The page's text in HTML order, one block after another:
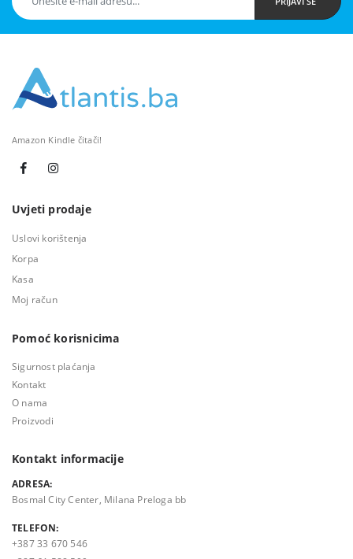
Amazon Kindle čitači!
Uvjeti prodaje
Uslovi korištenja
Korpa
Kasa
Moj račun
Pomoć korisnicima
Sigurnost plaćanja
Kontakt
O nama
Proizvodi
Kontakt informacije
ADRESA:
Bosmal City Center, Milana Preloga bb
TELEFON:
+387 33 670 546